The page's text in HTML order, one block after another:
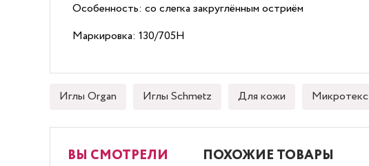
Особенность: со слегка закруглённым остриём
Маркировка: 130/705H
Иглы Organ Иглы Schmetz Для кожи Микротекс
ВЫ СМОТРЕЛИ ПОХОЖИЕ ТОВАРЫ